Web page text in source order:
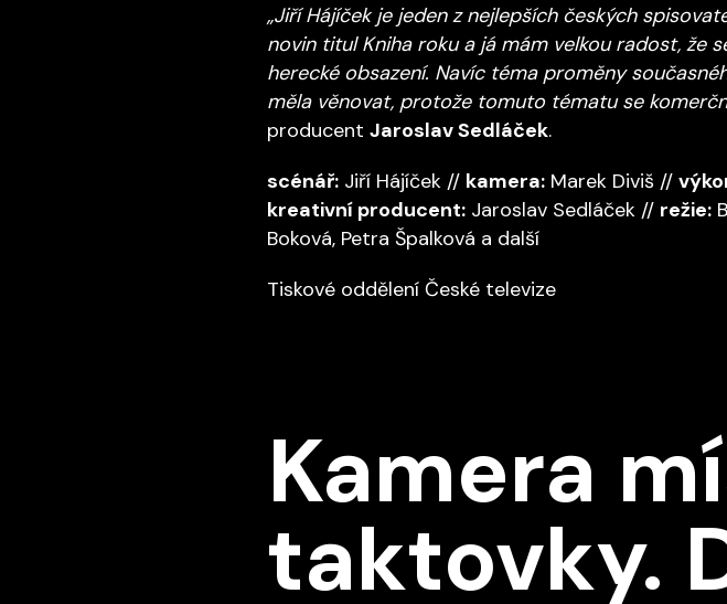
„Jiří Hájíček je jeden z nejlepších českých
novin titul Kniha roku a já mám velkou radost, že
herecké obsazení. Navíc téma proměny
měla věnovat, protože tomuto tématu se
producent Jaroslav Sedláček.
scénář: Jiří Hájíček // kamera: Marek Diviš //
kreativní producent: Jaroslav Sedláček // režie:
Boková, Petra Špalková a další
Tiskové oddělení České televize
Kamera
taktovky.